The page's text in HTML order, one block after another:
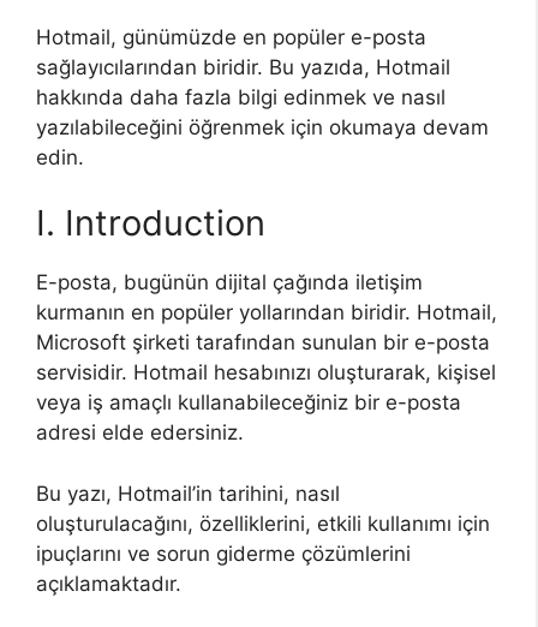
Hotmail, günümüzde en popüler e-posta
sağlayıcılarından biridir. Bu yazıda, Hotmail
hakkında daha fazla bilgi edinmek ve nasıl
yazılabileceğini öğrenmek için okumaya devam
edin.
I. Introduction
E-posta, bugünün dijital çağında iletişim
kurmanın en popüler yollarından biridir. Hotmail,
Microsoft şirketi tarafından sunulan bir e-posta
servisidir. Hotmail hesabınızı oluşturarak, kişisel
veya iş amaçlı kullanabileceğiniz bir e-posta
adresi elde edersiniz.
Bu yazı, Hotmail’in tarihini, nasıl
oluşturulacağını, özelliklerini, etkili kullanımı için
ipuçlarını ve sorun giderme çözümlerini
açıklamaktadır.